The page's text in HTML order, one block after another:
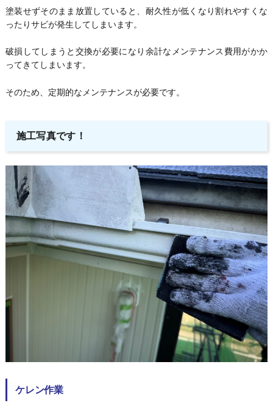
塗装せずそのまま放置していると、耐久性が低くなり割れやすくな
ったりサビが発生してしまいます。
破損してしまうと交換が必要になり余計なメンテナンス費用がかか
ってきてしまいます。
そのため、定期的なメンテナンスが必要です。
施工写真です！
ケレン作業